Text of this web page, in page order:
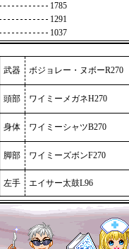
1785
1291
1037
武器 ボジョレー・ヌボーR270
頭部 ワイミーメガネH270
身体 ワイミーシャツB270
脚部 ワイミーズボンF270
左手 エイサー太鼓L96